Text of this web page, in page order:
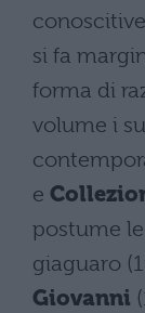
si fa
forma di
volume i
e
postume
giaguaro
Giovanni